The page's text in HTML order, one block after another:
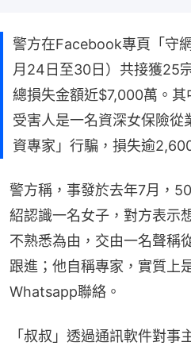
警方在Facebook專頁「守
月24日至30日）共接獲25
總損失金額近$7,000萬。其
受害人是一名資深女保險從
資專家」行騙，損失逾
警方稱，事發於去年7月，
紹認識一名女子，對方表示
不熟悉為由，交由一名聲稱
跟進；他自稱專家，實質上
Whatsapp聯絡。
「叔叔」透過通訊軟件對